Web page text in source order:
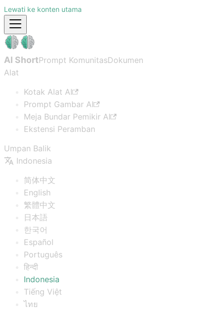
Lewati ke konten utama
AI ShortPrompt KomunitasDokumen
Alat
Kotak Alat AI
Prompt Gambar AI
Meja Bundar Pemikir AI
Ekstensi Peramban
Umpan Balik
Indonesia
简体中文
English
繁體中文
日本語
한국어
Español
Português
हिन्दी
Indonesia
Tiếng Việt
ไทย